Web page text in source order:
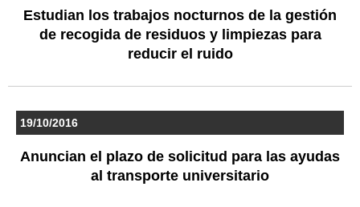
Estudian los trabajos nocturnos de la gestión
de recogida de residuos y limpiezas para
reducir el ruido
19/10/2016
Anuncian el plazo de solicitud para las ayudas
al transporte universitario